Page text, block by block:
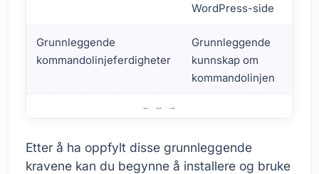
WordPress-side
Grunnleggende
kommandolinjeferdigheter
Grunnleggende
kunnskap om
kommandolinjen
Etter å ha oppfylt disse grunnleggende
kravene kan du begynne å installere og bruke